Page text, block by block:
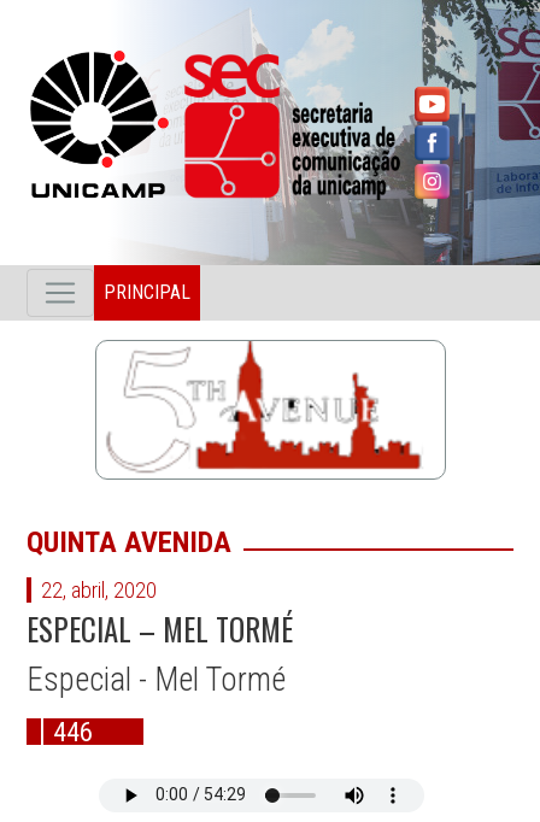
PRINCIPAL
QUINTA AVENIDA
22, abril, 2020
ESPECIAL – MEL TORMÉ
Especial - Mel Tormé
446